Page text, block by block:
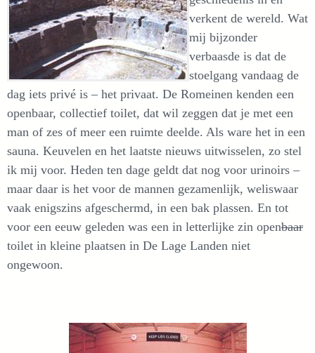
verkent de wereld. Wat
mij bijzonder
verbaasde is dat de
stoelgang vandaag de
dag iets privé is – het privaat. De Romeinen kenden een
openbaar, collectief toilet, dat wil zeggen dat je met een
man of zes of meer een ruimte deelde. Als ware het in een
sauna. Keuvelen en het laatste nieuws uitwisselen, zo stel
ik mij voor. Heden ten dage geldt dat nog voor urinoirs –
maar daar is het voor de mannen gezamenlijk, weliswaar
vaak enigszins afgeschermd, in een bak plassen. En tot
voor een eeuw geleden was een in letterlijke zin openbaar
toilet in kleine plaatsen in De Lage Landen niet
ongewoon.